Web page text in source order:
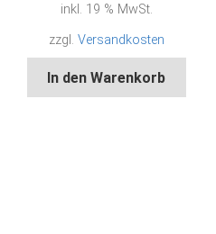
inkl. 19 % MwSt.
zzgl. Versandkosten
In den Warenkorb